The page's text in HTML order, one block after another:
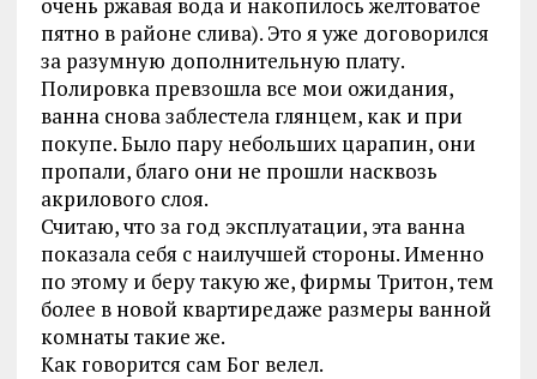
пятно в районе слива). Это я уже договорился
за разумную дополнительную плату.
Полировка превзошла все мои ожидания,
ванна снова заблестела глянцем, как и при
покупе. Было пару небольших царапин, они
пропали, благо они не прошли насквозь
акрилового слоя.
Считаю, что за год эксплуатации, эта ванна
показала себя с наилучшей стороны. Именно
по этому и беру такую же, фирмы Тритон, тем
более в новой квартиредаже размеры ванной
комнаты такие же.
Как говорится сам Бог велел.